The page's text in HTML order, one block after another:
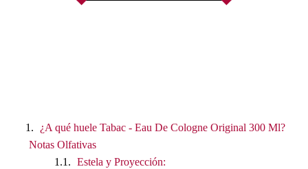
¿A qué huele Tabac - Eau De Cologne Original 300 Ml?
Notas Olfativas
Estela y Proyección: